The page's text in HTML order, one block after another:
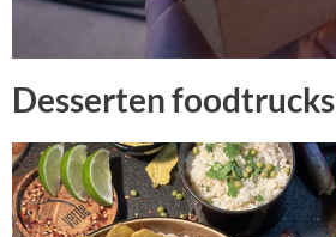
Desserten foodtrucks